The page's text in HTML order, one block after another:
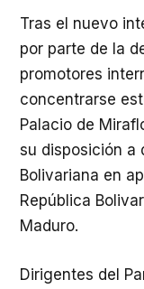
Tras el nuevo
por parte de la
promotores
concentrarse
Palacio de
su disposición a
Bolivariana en
República
Maduro.
Dirigentes del